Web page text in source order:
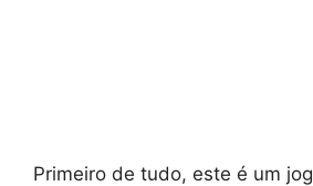
Primeiro de tudo, este é um